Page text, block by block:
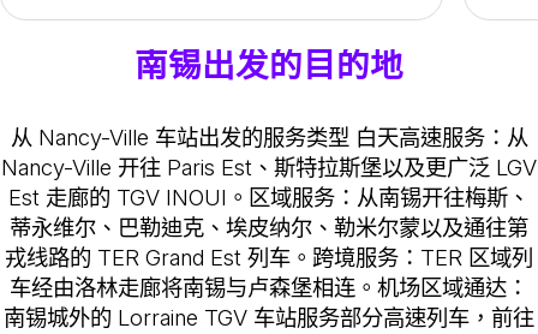
南锡出发的目的地
从 Nancy-Ville 车站出发的服务类型 白天高速服务：从
Nancy-Ville 开往 Paris Est、斯特拉斯堡以及更广泛 LGV
Est 走廊的 TGV INOUI。 区域服务 ：从南锡开往梅斯、
蒂永维尔、巴勒迪克、埃皮纳尔、勒米尔蒙以及通往第
戎线路的 TER Grand Est 列车。 跨境服务 ：TER 区域列
车经由洛林走廊将南锡与卢森堡相连。 机场区域通达 ：
南锡城外的 Lorraine TGV 车站服务部分高速列车，前往